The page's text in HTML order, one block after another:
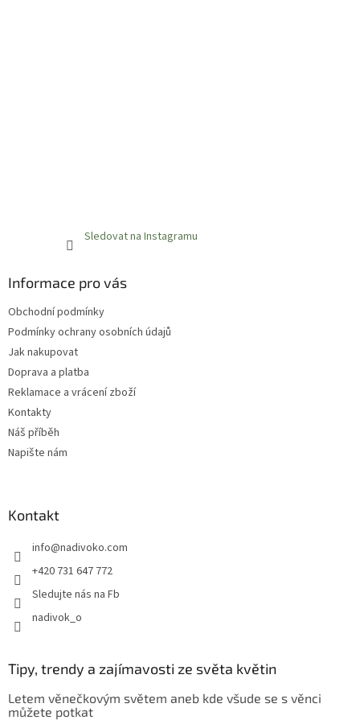
Sledovat na Instagramu
Informace pro vás
Obchodní podmínky
Podmínky ochrany osobních údajů
Jak nakupovat
Doprava a platba
Reklamace a vrácení zboží
Kontakty
Náš příběh
Napište nám
Kontakt
info@nadivoko.com
+420 731 647 772
Sledujte nás na Fb
nadivok_o
Tipy, trendy a zajímavosti ze světa květin
Letem věnečkovým světem aneb kde všude se s věnci
můžete potkat